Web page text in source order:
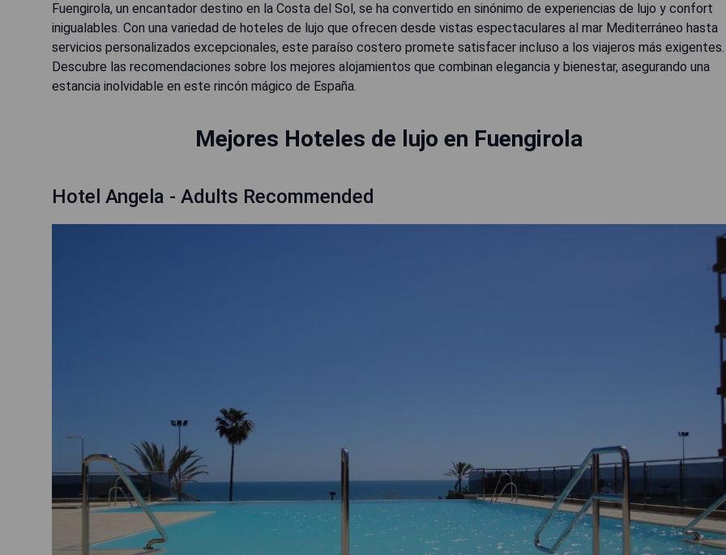
Fuengirola, un encantador destino en la Costa del Sol, se ha convertido en sinónimo de experiencias de lujo y confort
inigualables. Con una variedad de hoteles de lujo que ofrecen desde vistas espectaculares al mar Mediterráneo hasta
servicios personalizados excepcionales, este paraíso costero promete satisfacer incluso a los viajeros más exigentes.
Descubre las recomendaciones sobre los mejores alojamientos que combinan elegancia y bienestar, asegurando una
estancia inolvidable en este rincón mágico de España.
Mejores Hoteles de lujo en Fuengirola
Hotel Angela - Adults Recommended